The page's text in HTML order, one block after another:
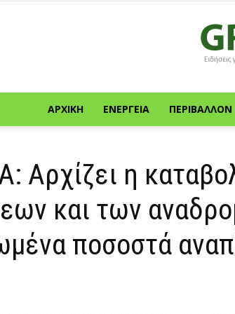
ΑΡΧΙΚΉ ΕΝΈΡΓΕΙΑ ΠΕΡΙΒΆΛΛΟΝ
Αρχίζει η
και των
ποσοστά